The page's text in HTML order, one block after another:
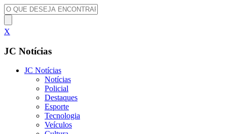
X
JC Notícias
JC Notícias
Notícias
Policial
Destaques
Esporte
Tecnologia
Veículos